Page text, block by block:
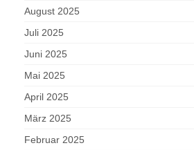
August 2025
Juli 2025
Juni 2025
Mai 2025
April 2025
März 2025
Februar 2025